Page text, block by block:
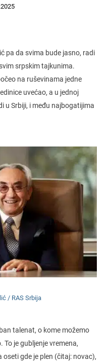
pa da svima bude jasno, radi
srpskim tajkunima.
na ruševinama jedne
uvećao, a u jednoj
u Srbiji, i među najbogatijima
/ RAS Srbija
talenat, o kome možemo
je gubljenje vremena,
gde je plen (čitaj: novac),